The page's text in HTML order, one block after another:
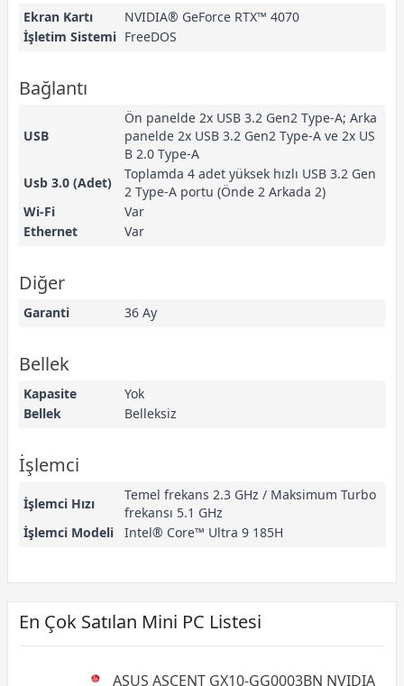
Ekran Kartı
NVIDIA® GeForce RTX™ 4070
İşletim Sistemi FreeDOS
Bağlantı
USB
Ön panelde 2x USB 3.2 Gen2 Type-A; Arka
panelde 2x USB 3.2 Gen2 Type-A ve 2x US
B 2.0 Type-A
Usb 3.0 (Adet)
Toplamda 4 adet yüksek hızlı USB 3.2 Gen
2 Type-A portu (Önde 2 Arkada 2)
Wi-Fi
Var
Ethernet
Var
Diğer
Garanti 36 Ay
Bellek
Kapasite
Yok
Bellek
Belleksiz
İşlemci
İşlemci Hızı
Temel frekans 2.3 GHz / Maksimum Turbo
frekansı 5.1 GHz
İşlemci Modeli
Intel® Core™ Ultra 9 185H
En Çok Satılan Mini PC Listesi
ASUS ASCENT GX10-GG0003BN NVIDIA